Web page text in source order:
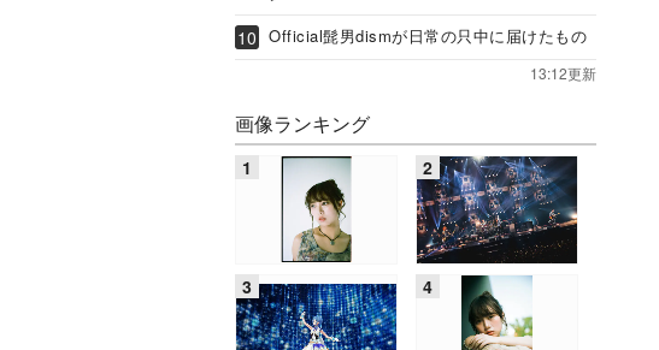
Official髭男dismが日常の只中に届けたもの
13:12更新
画像ランキング